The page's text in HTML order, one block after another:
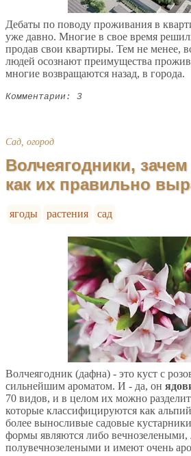
Дебаты по поводу проживания в
уже давно. Многие в свое время
продав свои квартиры. Тем не менее,
людей осознают преимущества
многие возвращаются назад, в города.
Комментарии: 3
Сад, огород
Волчеягодники,
как их правильно
ягоды растения сад
Волчеягодник (дафна) - это куст с
сильнейшим ароматом. И - да, он
70 видов, и в целом их можно
которые классифицируются как
более выносливые садовые
формы являются либо вечнозелеными,
полувечнозелеными и имеют очень